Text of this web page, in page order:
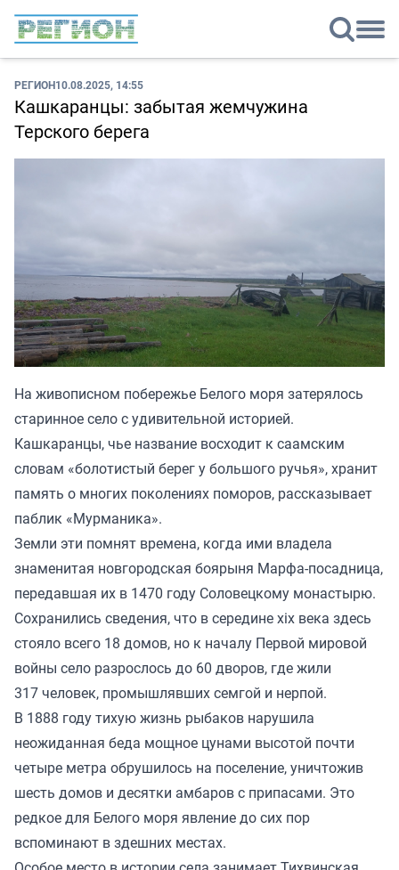
РЕГИОН10.08.2025, 14:55
Кашкаранцы: забытая жемчужина
Терского берега
На живописном побережье Белого моря затерялось
старинное село с удивительной историей.
Кашкаранцы, чье название восходит к саамским
словам «болотистый берег у большого ручья», хранит
память о многих поколениях поморов, рассказывает
паблик «Мурманика».
Земли эти помнят времена, когда ими владела
знаменитая новгородская боярыня Марфа-посадница,
передавшая их в 1470 году Соловецкому монастырю.
Сохранились сведения, что в середине xix века здесь
стояло всего 18 домов, но к началу Первой мировой
войны село разрослось до 60 дворов, где жили
317 человек, промышлявших семгой и нерпой.
В 1888 году тихую жизнь рыбаков нарушила
неожиданная беда мощное цунами высотой почти
четыре метра обрушилось на поселение, уничтожив
шесть домов и десятки амбаров с припасами. Это
редкое для Белого моря явление до сих пор
вспоминают в здешних местах.